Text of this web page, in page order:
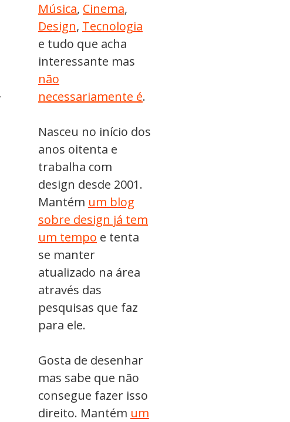
Música, Cinema,
Design, Tecnologia
e tudo que acha
interessante mas
não
necessariamente é.
Nasceu no início dos
anos oitenta e
trabalha com
design desde 2001.
Mantém um blog
sobre design já tem
um tempo e tenta
se manter
atualizado na área
através das
pesquisas que faz
para ele.
Gosta de desenhar
mas sabe que não
consegue fazer isso
direito. Mantém um